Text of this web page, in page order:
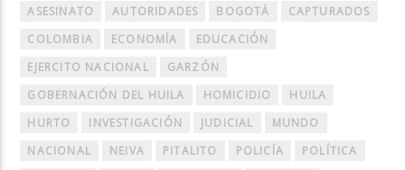
ASESINATO AUTORIDADES BOGOTÁ
CAPTURADOS
COLOMBIA
ECONOMÍA
EDUCACIÓN
EJERCITO NACIONAL
GARZÓN
GOBERNACIÓN DEL HUILA
HOMICIDIO
HUILA
HURTO
INVESTIGACIÓN JUDICIAL
MUNDO
NACIONAL
NEIVA PITALITO POLICÍA
POLÍTICA